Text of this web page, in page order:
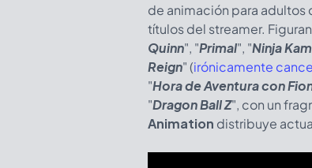
de animación para adultos
títulos del streamer.
Quinn", "Primal", "Ninja
Reign" (irónicamente
"Hora de Aventura con
"Dragon Ball Z", con un
Animation distribuye